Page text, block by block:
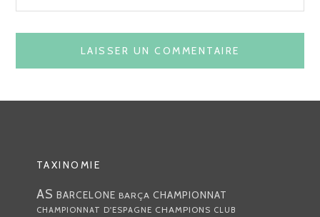
TAXINOMIE
AS BARCELONE BARÇA CHAMPIONNAT
CHAMPIONNAT D'ESPAGNE CHAMPIONS CLUB